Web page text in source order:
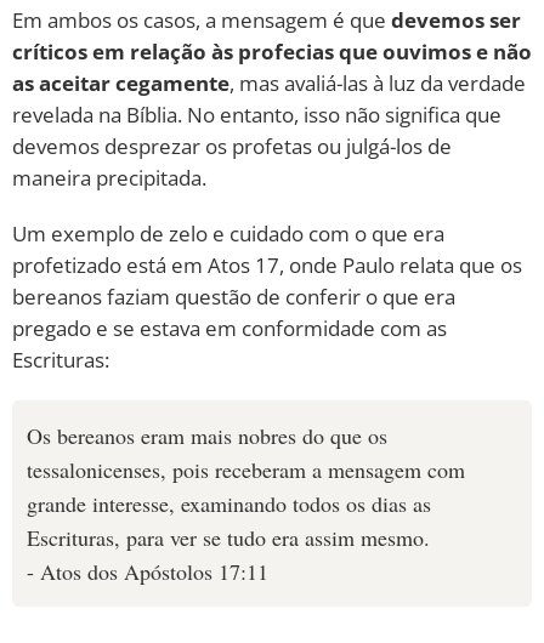
Em ambos os casos, a mensagem é que devemos ser
críticos em relação às profecias que ouvimos e não
as aceitar cegamente, mas avaliá-las à luz da verdade
revelada na Bíblia. No entanto, isso não significa que
devemos desprezar os profetas ou julgá-los de
maneira precipitada.
Um exemplo de zelo e cuidado com o que era
profetizado está em Atos 17, onde Paulo relata que os
bereanos faziam questão de conferir o que era
pregado e se estava em conformidade com as
Escrituras:
Os bereanos eram mais nobres do que os
tessalonicenses, pois receberam a mensagem com
grande interesse, examinando todos os dias as
Escrituras, para ver se tudo era assim mesmo.
- Atos dos Apóstolos 17:11